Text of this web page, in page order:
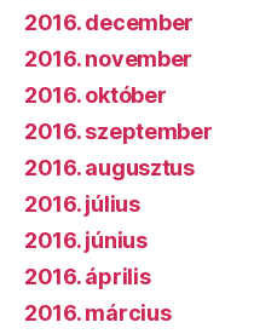
2016. december
2016. november
2016. október
2016. szeptember
2016. augusztus
2016. július
2016. június
2016. április
2016. március